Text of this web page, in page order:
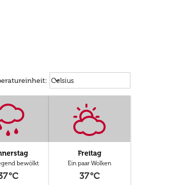
: Weather unit option Celsius
Celsius
keyboard_arrow_down
bewölkt
Freitag
Ein paar Wolken
37°C